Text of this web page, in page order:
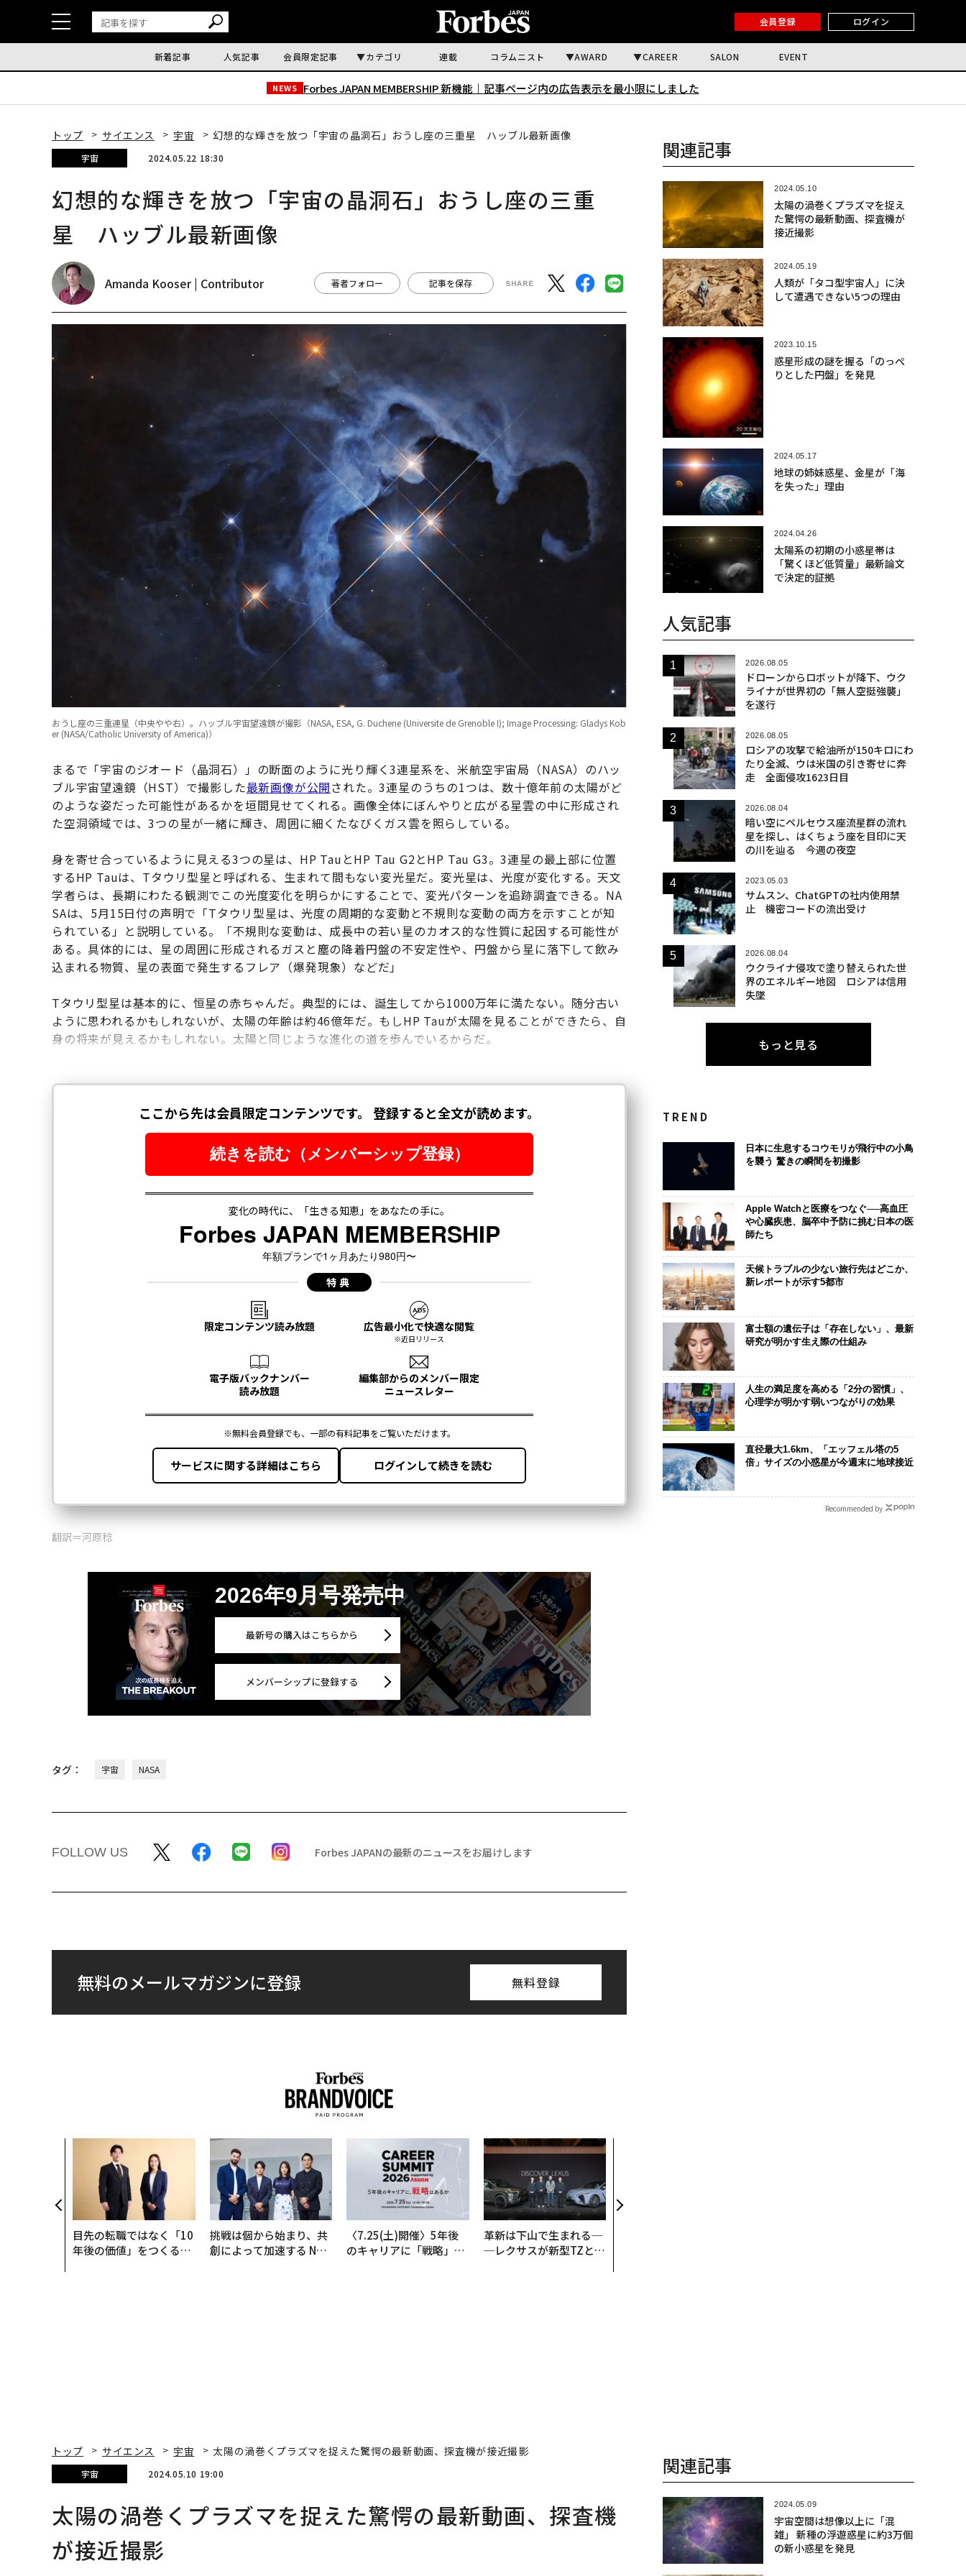
会員登録 ログイン
新着記事 人気記事 会員限定記事 カテゴリ 連載 コラムニスト AWARD CAREER SALON EVENT
NEWS Forbes JAPAN MEMBERSHIP 新機能｜ 記事ページ内の広告表示を最小限にしました
トップ サイエンス 宇宙 幻想的な輝きを放つ「宇宙の晶洞石」おうし座の三重星 ハッブル最新画像
宇宙 2024.05.22 18:30
幻想的な輝きを放つ「宇宙の晶洞石」おうし座の三重
星 ハッブル最新画像
Amanda Kooser | Contributor 著者フォロー 記事を保存
おうし座の三重連星（中央やや右）。ハッブル宇宙望遠鏡が撮影（NASA, ESA, G. Duchene (Universite de Grenoble I); Image Processing: Gladys Kob
er (NASA/Catholic University of America)）
まるで「宇宙のジオード（晶洞石）」の断面のように光り輝く3連星系を、米航空宇宙局（NASA）のハッ
ブル宇宙望遠鏡（HST）で撮影した最新画像が公開された。3連星のうちの1つは、数十億年前の太陽がど
のような姿だった可能性があるかを垣間見せてくれる。画像全体にぼんやりと広がる星雲の中に形成され
た空洞領域では、3つの星が一緒に輝き、周囲に細くたなびくガス雲を照らしている。
身を寄せ合っているように見える3つの星は、HP TauとHP Tau G2とHP Tau G3。3連星の最上部に位置
するHP Tauは、Tタウリ型星と呼ばれる、生まれて間もない変光星だ。変光星は、光度が変化する。天文
学者らは、長期にわたる観測でこの光度変化を明らかにすることで、変光パターンを追跡調査できる。NA
SAは、5月15日付の声明で「Tタウリ型星は、光度の周期的な変動と不規則な変動の両方を示すことが知
られている」と説明している。「不規則な変動は、成長中の若い星のカオス的な性質に起因する可能性が
ある。具体的には、星の周囲に形成されるガスと塵の降着円盤の不安定性や、円盤から星に落下して飲み
込まれる物質、星の表面で発生するフレア（爆発現象）などだ」
Tタウリ型星は基本的に、恒星の赤ちゃんだ。典型的には、誕生してから1000万年に満たない。随分古い
ように思われるかもしれないが、太陽の年齢は約46億年だ。もしHP Tauが太陽を見ることができたら、自
身の将来が見えるかもしれない。太陽と同じような進化の道を歩んでいるからだ。
翻訳＝河原稔
2026年9月号発売中
最新号の購入はこちらから
メンバーシップに登録する
タグ： 宇宙 NASA
FOLLOW US Forbes JAPANの最新のニュースをお届けします
無料のメールマガジンに登録 無料登録
目先の転職ではなく「10
年後の価値」をつくる─
挑戦は個から始まり、共
創によって加速する NOR
〈7.25(土)開催〉5年後
のキャリアに「戦略」は
革新は下山で生まれる─
─レクサスが新型TZとE
関連記事
2024.05.10
太陽の渦巻くプラズマを捉え
た驚愕の最新動画、探査機が
接近撮影
2024.05.19
人類が「タコ型宇宙人」に決
して遭遇できない5つの理由
2023.10.15
惑星形成の謎を握る「のっぺ
りとした円盤」を発見
2024.05.17
地球の姉妹惑星、金星が「海
を失った」理由
2024.04.26
太陽系の初期の小惑星帯は
「驚くほど低質量」最新論文
で決定的証拠
人気記事
2026.08.05
ドローンからロボットが降下、ウク
ライナが世界初の「無人空挺強襲」
を遂行
2026.08.05
ロシアの攻撃で給油所が150キロにわ
たり全滅、ウは米国の引き寄せに奔
走 全面侵攻1623日目
2026.08.04
暗い空にペルセウス座流星群の流れ
星を探し、はくちょう座を目印に天
の川を辿る 今週の夜空
2023.05.03
サムスン、ChatGPTの社内使用禁
止 機密コードの流出受け
2026.08.04
ウクライナ侵攻で塗り替えられた世
界のエネルギー地図 ロシアは信用
失墜
もっと見る
TREND
日本に生息するコウモリが飛行中の小鳥
を襲う 驚きの瞬間を初撮影
Apple Watchと医療をつなぐ──高血圧
や心臓疾患、脳卒中予防に挑む日本の医
師たち
天候トラブルの少ない旅行先はどこか、
新レポートが示す5都市
富士額の遺伝子は「存在しない」、最新
研究が明かす生え際の仕組み
人生の満足度を高める「2分の習慣」、
心理学が明かす弱いつながりの効果
直径最大1.6km、「エッフェル塔の5
倍」サイズの小惑星が今週末に地球接近
Recommended by
トップ サイエンス 宇宙 太陽の渦巻くプラズマを捉えた驚愕の最新動画、探査機が接近撮影
宇宙 2024.05.10 19:00
太陽の渦巻くプラズマを捉えた驚愕の最新動画、探査機
が接近撮影
関連記事
2024.05.09
宇宙空間は想像以上に「混
雑」 新種の浮遊惑星に約3万個
の新小惑星を発見